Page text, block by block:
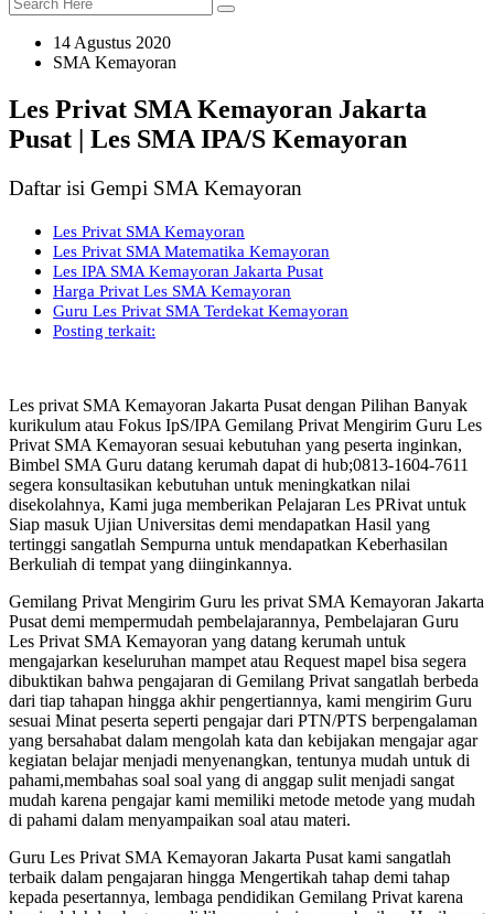
14 Agustus 2020
SMA Kemayoran
Les Privat SMA Kemayoran Jakarta
Pusat | Les SMA IPA/S Kemayoran
Daftar isi Gempi SMA Kemayoran
Les Privat SMA Kemayoran
Les Privat SMA Matematika Kemayoran
Les IPA SMA Kemayoran Jakarta Pusat
Harga Privat Les SMA Kemayoran
Guru Les Privat SMA Terdekat Kemayoran
Posting terkait:
Les privat SMA Kemayoran Jakarta Pusat dengan Pilihan Banyak
kurikulum atau Fokus IpS/IPA Gemilang Privat Mengirim Guru Les
Privat SMA Kemayoran sesuai kebutuhan yang peserta inginkan,
Bimbel SMA Guru datang kerumah dapat di hub;0813-1604-7611
segera konsultasikan kebutuhan untuk meningkatkan nilai
disekolahnya, Kami juga memberikan Pelajaran Les PRivat untuk
Siap masuk Ujian Universitas demi mendapatkan Hasil yang
tertinggi sangatlah Sempurna untuk mendapatkan Keberhasilan
Berkuliah di tempat yang diinginkannya.
Gemilang Privat Mengirim Guru les privat SMA Kemayoran Jakarta
Pusat demi mempermudah pembelajarannya, Pembelajaran Guru
Les Privat SMA Kemayoran yang datang kerumah untuk
mengajarkan keseluruhan mampet atau Request mapel bisa segera
dibuktikan bahwa pengajaran di Gemilang Privat sangatlah berbeda
dari tiap tahapan hingga akhir pengertiannya, kami mengirim Guru
sesuai Minat peserta seperti pengajar dari PTN/PTS berpengalaman
yang bersahabat dalam mengolah kata dan kebijakan mengajar agar
kegiatan belajar menjadi menyenangkan, tentunya mudah untuk di
pahami,membahas soal soal yang di anggap sulit menjadi sangat
mudah karena pengajar kami memiliki metode metode yang mudah
di pahami dalam menyampaikan soal atau materi.
Guru Les Privat SMA Kemayoran Jakarta Pusat kami sangatlah
terbaik dalam pengajaran hingga Mengertikah tahap demi tahap
kepada pesertannya, lembaga pendidikan Gemilang Privat karena